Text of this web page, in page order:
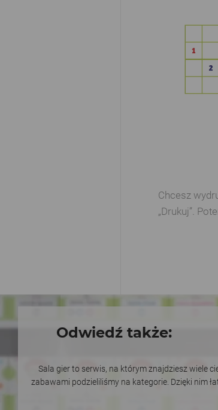
Chcesz
„Drukuj”.
Odwiedź także:
Sala gier to serwis, na którym znajdziesz wiele
zabawami podzieliliśmy na kategorie. Dzięki nim